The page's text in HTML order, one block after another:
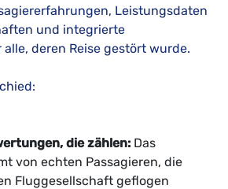
Leistungsdaten
und integrierte
deren Reise gestört wurde.
die zählen: Das
von echten Passagieren, die
Fluggesellschaft geflogen